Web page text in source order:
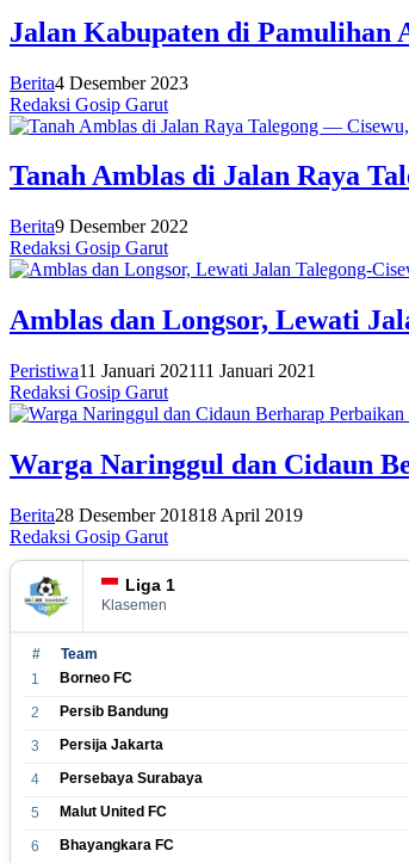
Jalan Kabupaten di Pamulihan
Berita4 Desember 2023
Redaksi Gosip Garut
Tanah Amblas di Jalan Raya
Berita9 Desember 2022
Redaksi Gosip Garut
Amblas dan Longsor, Lewati
Peristiwa11 Januari 202111 Januari 2021
Redaksi Gosip Garut
Warga Naringgul dan Cidaun
Berita28 Desember 201818 April 2019
Redaksi Gosip Garut
Liga 1
Klasemen
# Team
1 Borneo FC
2
Persib Bandung
3
Persija Jakarta
4
Persebaya Surabaya
5
Malut United FC
6
Bhayangkara FC